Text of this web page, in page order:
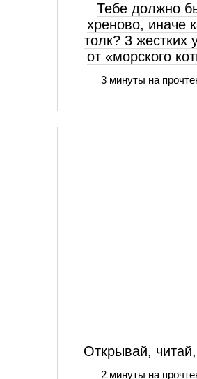
Тебе должно
хреново, иначе
толк? 3 жестких
от «морского
3 минуты на
Открывай, читай,
2 минуты на